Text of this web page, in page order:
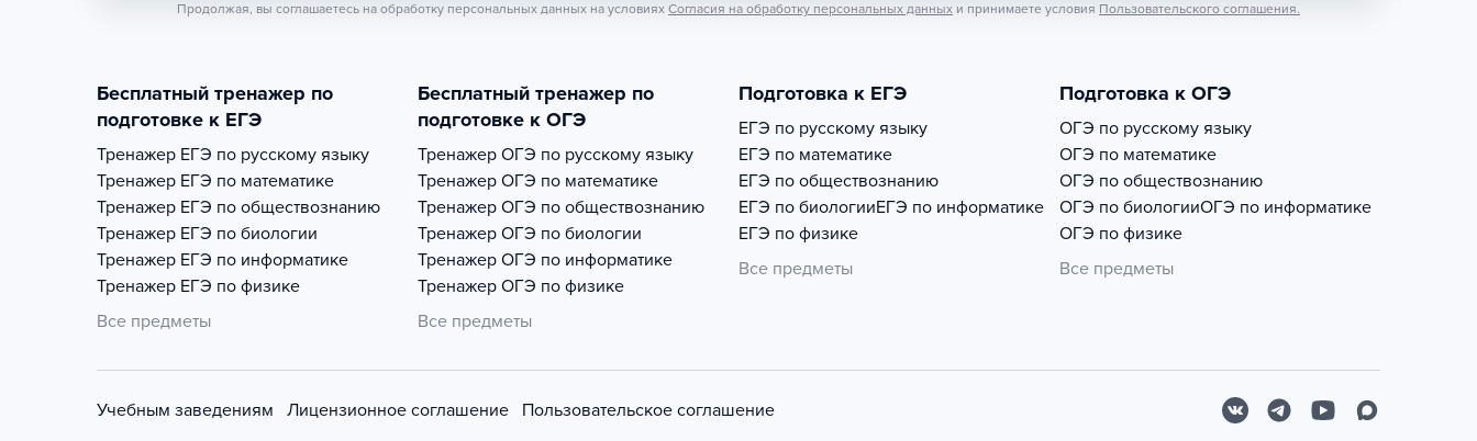
Продолжая, вы соглашаетесь на обработку персональных данных на условиях Согласия на обработку персональных данных и принимаете условия Пользовательского соглашения.
Бесплатный тренажер по
подготовке к ЕГЭ
Тренажер ЕГЭ по русскому языку
Тренажер ЕГЭ по математике
Тренажер ЕГЭ по обществознанию
Тренажер ЕГЭ по биологии
Тренажер ЕГЭ по информатике
Тренажер ЕГЭ по физике
Все предметы
Бесплатный тренажер по
подготовке к ОГЭ
Тренажер ОГЭ по русскому языку
Тренажер ОГЭ по математике
Тренажер ОГЭ по обществознанию
Тренажер ОГЭ по биологии
Тренажер ОГЭ по информатике
Тренажер ОГЭ по физике
Все предметы
Подготовка к ЕГЭ
ЕГЭ по русскому языку
ЕГЭ по математике
ЕГЭ по обществознанию
ЕГЭ по биологииЕГЭ по информатике
ЕГЭ по физике
Все предметы
Подготовка к ОГЭ
ОГЭ по русскому языку
ОГЭ по математике
ОГЭ по обществознанию
ОГЭ по биологииОГЭ по информатике
ОГЭ по физике
Все предметы
Учебным заведениям Лицензионное соглашение Пользовательское соглашение